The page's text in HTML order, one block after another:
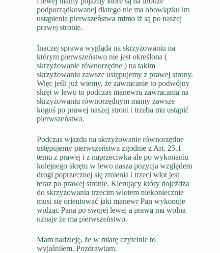
podporządkowanej dlatego nie ma obowiązku im
ustąpienia pierwszeństwa mimo iż są po naszej
prawej stronie.
Inaczej sprawa wygląda na skrzyżowaniu na
którym pierwszeństwo nie jest określona (
skrzyżowanie równorzędne ) na takim
skrzyżowaniu zawsze ustępujemy z prawej strony.
Więc jeśli już wiemy, że zawracanie to podwójny
skręt w lewo to podczas manewru zawracania na
skrzyżowaniu równorzędnym mamy zawsze
kogoś po prawej naszej stroni i trzeba mu ustąpić
pierwszeństwa.
Podczas wjazdu na skrzyżowanie równorzędne
ustępujemy pierwszeństwa zgodnie z Art. 25.1
temu z prawej i z naprzeciwka ale po wykonaniu
kolejnego skrętu w lewo nasza pozycja względem
drogi poprzecznej się zmienia i trzeci wlot jest
teraz po prawej stronie. Kierujący który dojeżdża
do skrzyżowania trzecim wlotem niekoniecznie
musi się orientować jaki manewr Pan wykonuje
widząc Pana po swojej lewej a prawą ma wolna
uznaje że ma pierwszeństwo.
Mam nadzieję, że w miarę czytelnie to
wyjaśniłem. Pozdrawiam.